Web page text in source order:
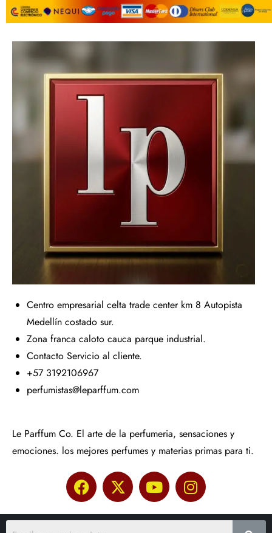
Centro empresarial celta trade center km 8 Autopista
Medellín costado sur.
Zona franca caloto cauca parque industrial.
Contacto Servicio al cliente.
+57 3192106967
perfumistas@leparffum.com
Le Parffum Co. El arte de la perfumeria, sensaciones y
emociones. los mejores perfumes y materias primas para ti.